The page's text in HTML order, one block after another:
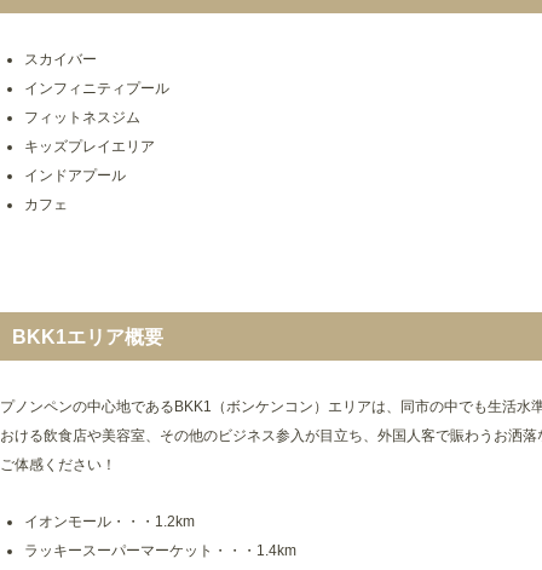
スカイバー
インフィニティプール
フィットネスジム
キッズプレイエリア
インドアプール
カフェ
BKK1エリア概要
プノンペンの中心地であるBKK1（ボンケンコン）エリアは、同市の中でも生活
おける飲食店や美容室、その他のビジネス参入が目立ち、外国人客で賑わうお
ご体感ください！
イオンモール・・・1.2km
ラッキースーパーマーケット・・・1.4km